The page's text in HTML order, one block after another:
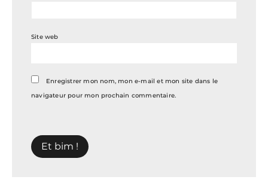
Site web
Enregistrer mon nom, mon e-mail et mon site dans le
navigateur pour mon prochain commentaire.